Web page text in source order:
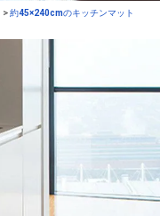
約45×240cmのキッチンマット